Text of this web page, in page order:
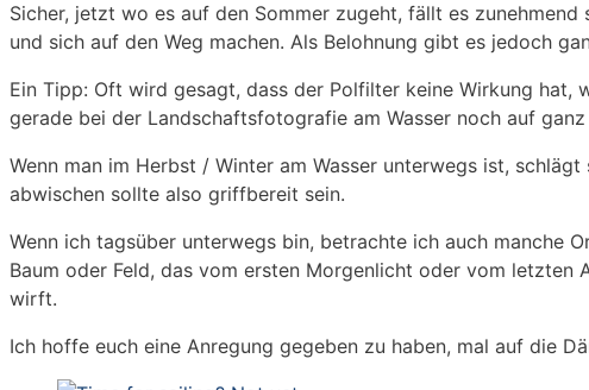
Sicher, jetzt wo es auf den Sommer zugeht, fällt es
und sich auf den Weg machen. Als Belohnung gibt es jedoch
Ein Tipp: Oft wird gesagt, dass der Polfilter keine Wirkung
gerade bei der Landschaftsfotografie am Wasser noch auf
Wenn man im Herbst / Winter am Wasser unterwegs ist,
abwischen sollte also griffbereit sein.
Wenn ich tagsüber unterwegs bin, betrachte ich auch manche
Baum oder Feld, das vom ersten Morgenlicht oder vom letzten
wirft.
Ich hoffe euch eine Anregung gegeben zu haben, mal auf die